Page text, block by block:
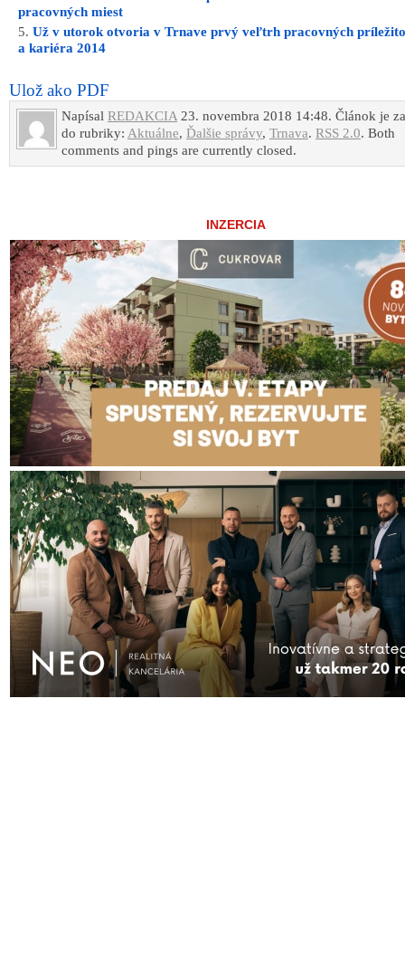
pracovných miest
Už v utorok otvoria v Trnave prvý veľtrh pracovných
a kariéra 2014
Ulož ako PDF
Napísal REDAKCIA23. novembra 2018 14:48. Článok je
do rubriky: Aktuálne, Ďalšie správy, Trnava. RSS 2.0. Both
comments and pings are currently closed.
INZERCIA